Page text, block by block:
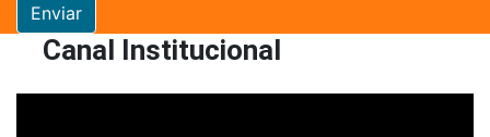
Enviar
Canal Institucional